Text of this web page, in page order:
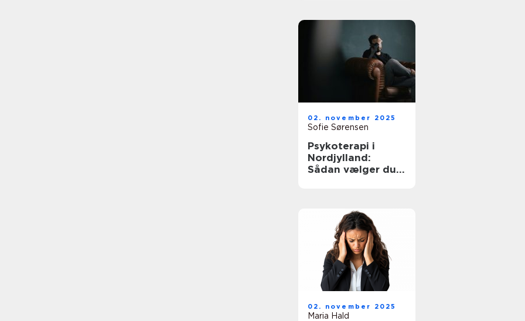
02. november 2025
Sofie Sørensen
Psykoterapi i
Nordjylland:
Sådan vælger du
02. november 2025
Maria Hald